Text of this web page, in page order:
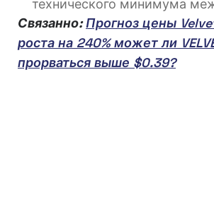
технического минимума
Связанно:Прогноз цены
роста на 240% может ли
прорваться выше $0.39?